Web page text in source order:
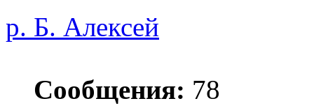
р. Б. Алексей
Сообщения: 78